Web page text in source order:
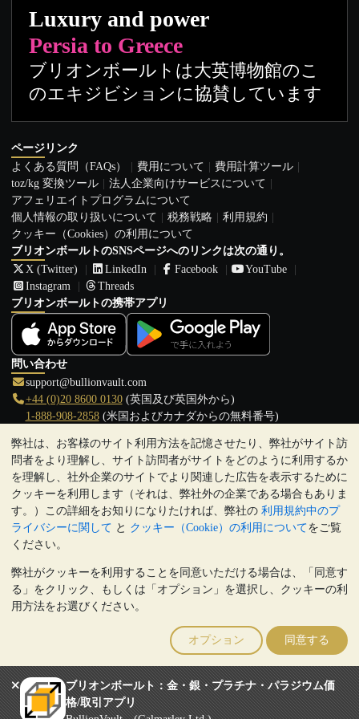
弊社は、お客様のサイト利用方法を記憶させたり、弊社がサイト訪
問者をより理解し、サイト訪問者がサイトをどのように利用するか
を理解し、社外企業のサイトでより関連した広告を表示するために
クッキーを利用します（それは、弊社外の企業である場合もありま
す。）この詳細をお知りになりたければ、弊社の 利用規約中のプ
ライバシーに関して と クッキー（Cookie）の利用についてをご覧
ください。
弊社がクッキーを利用することを同意いただける場合は、「同意す
る」をクリック、もしくは「オプション」を選択し、クッキーの利
用方法をお選びください。
オプション 同意する
ブリオンボールト：金・銀・プラチナ・パラジウム価
格/取引アプリ
Luxury and power
Persia to Greece
ブリオンボールトは大英博物館のこ
のエキジビションに協賛しています
ページリンク
よくある質問（FAQs）
費用について
費用計算ツール
toz/kg 変換ツール
法人企業向けサービスについて
アフェリエイトプログラムについて
個人情報の取り扱いについて
税務戦略
利用規約
クッキー（Cookies）の利用について
ブリオンボールトのSNSページへのリンクは次の通り。
X (Twitter)
LinkedIn Facebook
YouTube
Instagram
Threads
ブリオンボールトの携帯アプリ
問い合わせ
support@bullionvault.com
+44 (0)20 8600 0130(英国及び英国外から)
1-888-908-2858(米国およびカナダからの無料番号)
クリックして通話を開始
営業時間:
9:00～20:30 (英国), 月曜日から金曜日
17:00～2:30（日本時間）, 月曜日から金曜日
Galmarley Ltd T/A BullionVault
3 Shortlands (7th Floor)
London
W6 8DA
United Kingdom
貴金属の価値は下落することもあれば上昇することもありま
す。過去の傾向は、将来の価格の動きを保証するものではありませ
ん。BullionVaultのウェブサイト上、もしくはBullionVaultとのコミ
ュニケーション上のいかなる内容も、投資に関する助言ではありま
せん。顧客は、金及び銀地金を所有することが適切かどうかを判断
するために、専門家の助言を求めることをお勧めします。